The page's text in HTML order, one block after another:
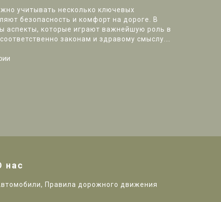
учитывать несколько ключевых
безопасность и комфорт на дороге. В
аспекты, которые играют важнейшую роль в
законам и здравому смыслу.
помогут вам сделать правильный выбор и
нас
Правила дорожного движения